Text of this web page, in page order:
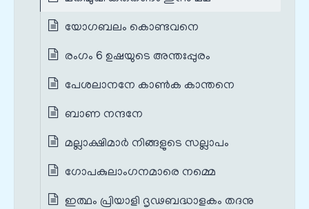
യോഗബലം കൊണ്ടവനെ
രംഗം 6 ഉഷയുടെ അന്തഃപ്പുരം
പേശലാനനേ കാൺക കാന്തനെ
ബാണ നന്ദനേ
മല്ലാക്ഷിമാർ നിങ്ങളുടെ സല്ലാപം
ഗോപകുലാംഗനമാരെ നമ്മെ
ഇത്ഥം പ്രിയാളി ദൃഢബദ്ധാളകം തദനു